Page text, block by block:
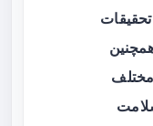
تحقیقات